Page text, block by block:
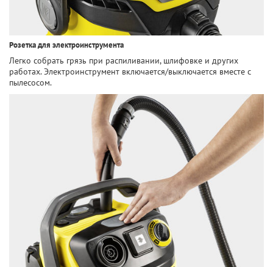
Розетка для электроинструмента
Легко собрать грязь при распиливании, шлифовке и других
работах. Электроинструмент включается/выключается вместе с
пылесосом.